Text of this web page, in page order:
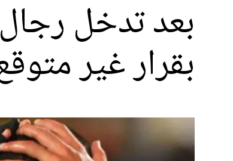
بعد تدخل
بقرار غير